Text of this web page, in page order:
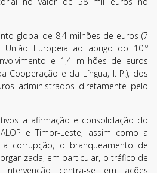
global de 8,4 milhões de euros (7
União Europeia ao abrigo do 10.º
e 1,4 milhões de euros
Cooperação e da Língua, I. P.), dos
administrados diretamente pelo
a afirmação e consolidação do
e Timor-Leste, assim como a
corrupção, o branqueamento de
em particular, o tráfico de
centra-se em ações